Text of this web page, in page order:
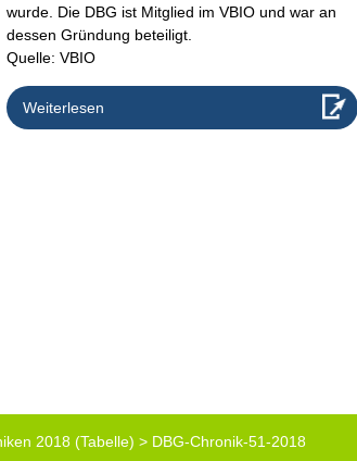
wurde. Die DBG ist Mitglied im VBIO und war an
dessen Gründung beteiligt.
Quelle: VBIO
Weiterlesen
2018 (Tabelle) > DBG-Chronik-51-2018